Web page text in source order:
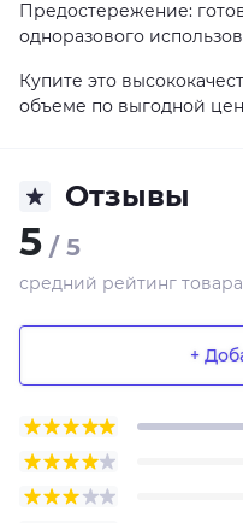
Предостережение:
одноразового
Купите это
объеме по выгодной
Отзывы
5 / 5
средний рейтинг товара
+